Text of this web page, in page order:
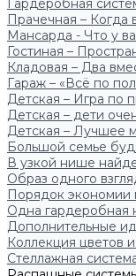
Гардеробная
Прачечная – Когда
Мансарда - Что у
Гостиная –
Кладовая – Два
Гараж – «Всё по
Детская – Игра по
Детская – дети
Детская – Лучшее
Большой семье
В узкой нише
Образ одного
Порядок экономии
Одна гардеробная
Дополнительные
Коллекция цветов
Стеллажная